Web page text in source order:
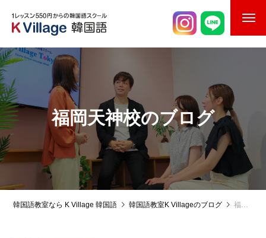
校舎案内
ご入校までの流れ
韓国語講師紹介
スケジュール
K Village韓国留学
福岡天神校のブログ
韓国語教室なら K Village 韓国語 韓国語教室K Villageのブログ 福岡天神校のブログ